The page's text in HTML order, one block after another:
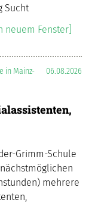
Sucht
neuem Fenster]
06.08.2026
in Mainz-
Grimm-Schule
mehrere